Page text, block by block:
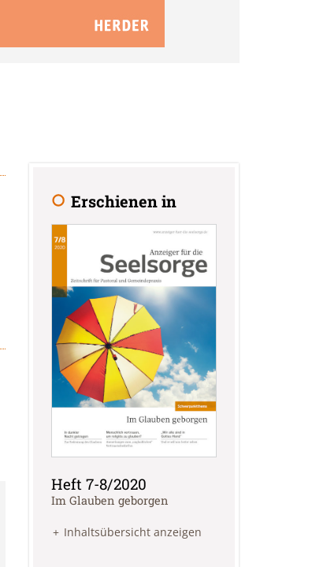
Erschienen in
Heft 7-8/2020
:
Im Glauben geborgen
Inhaltsübersicht anzeigen